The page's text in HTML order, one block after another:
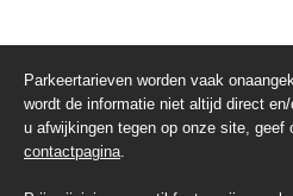
Parkeertarieven worden vaak
wordt de informatie niet altijd direct
u afwijkingen tegen op onze site, geef
contactpagina.